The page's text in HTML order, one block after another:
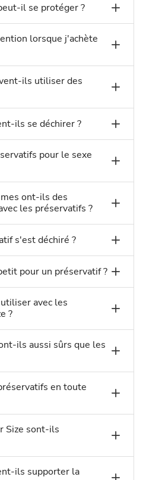
il se protéger ?
lorsque j'achète
ils utiliser des
ils se déchirer ?
pour le sexe
ont-ils des
les préservatifs ?
s'est déchiré ?
pour un préservatif ?
avec les
?
ils aussi sûrs que les
en toute
Size sont-ils
ils supporter la